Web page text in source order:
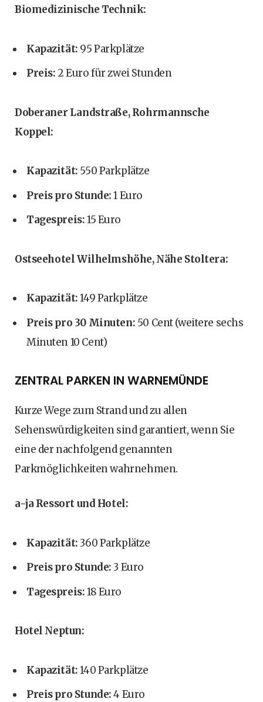
Biomedizinische Technik:
Kapazität: 95 Parkplätze
Preis: 2 Euro für zwei Stunden
Doberaner Landstraße, Rohrmannsche
Koppel:
Kapazität: 550 Parkplätze
Preis pro Stunde:1 Euro
Tagespreis:15 Euro
Ostseehotel Wilhelmshöhe, Nähe Stoltera:
Kapazität:149 Parkplätze
Preis pro 30 Minuten: 50 Cent (weitere sechs
Minuten 10 Cent)
ZENTRAL PARKEN IN WARNEMÜNDE
Kurze Wege zum Strand und zu allen
Sehenswürdigkeiten sind garantiert, wenn Sie
eine der nachfolgend genannten
Parkmöglichkeiten wahrnehmen.
a-ja Ressort und Hotel:
Kapazität: 360 Parkplätze
Preis pro Stunde: 3 Euro
Tagespreis:18 Euro
Hotel Neptun:
Kapazität:140 Parkplätze
Preis pro Stunde:4 Euro